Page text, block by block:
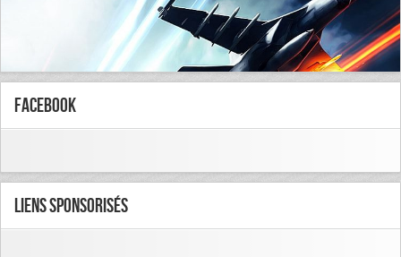
FaceBook
Liens Sponsorisés